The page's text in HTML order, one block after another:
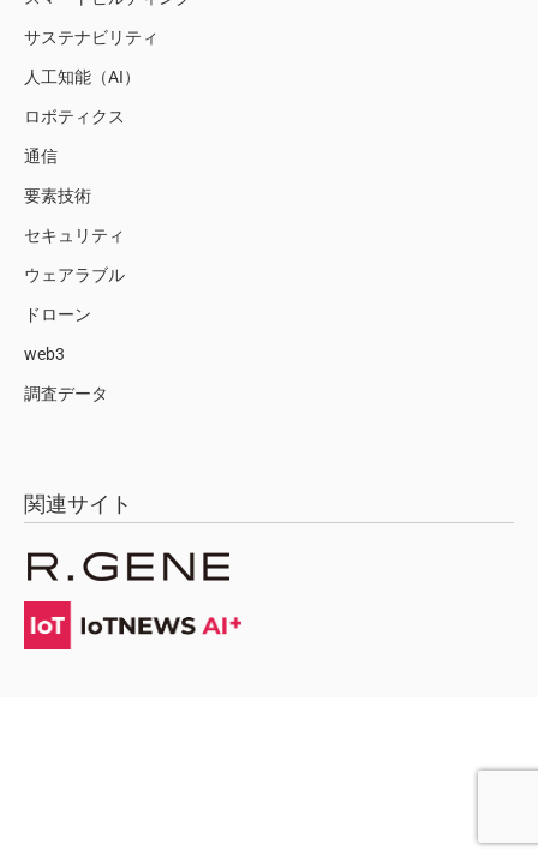
サステナビリティ
人工知能（AI）
ロボティクス
通信
要素技術
セキュリティ
ウェアラブル
ドローン
web3
調査データ
関連サイト